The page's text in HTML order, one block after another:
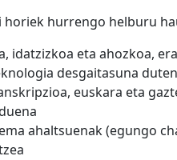
hurrengo helburu
idatzizkoa eta ahozkoa,
desgaitasuna
euskara eta
ahaltsuenak (egungo